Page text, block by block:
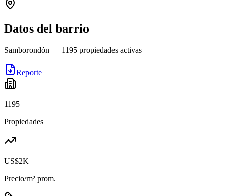
Datos del barrio
Samborondón — 1195 propiedades activas
Reporte
1195
Propiedades
US$2K
Precio/m² prom.